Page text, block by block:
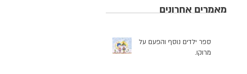
מאמרים אחרונים
ספר ילדים נוסף והפעם על
מרוקו.